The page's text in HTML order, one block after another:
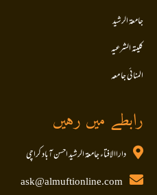
جامعۃ الرشید
کلیتہ الشرعیہ
المنا ئی جا معہ
رابطے میں رہیں
داراالافتاء جامعۃ الرشید احسن آباد کراچی
ask@almuftionline.com